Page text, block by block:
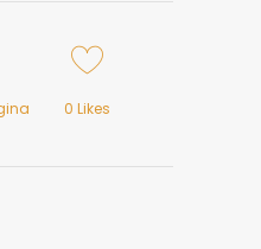
0 Likes